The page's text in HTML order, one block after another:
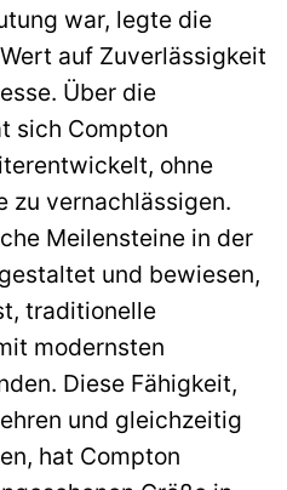
war, legte die
auf Zuverlässigkeit
Über die
sich Compton
ohne
zu vernachlässigen.
Meilensteine in der
und bewiesen,
traditionelle
modernsten
Diese Fähigkeit,
und gleichzeitig
hat Compton